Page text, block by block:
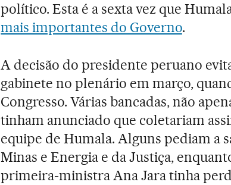
político. Esta é a sexta vez que
mais importantes do Governo.
A decisão do presidente peruano
gabinete no plenário em março,
Congresso. Várias bancadas, não
tinham anunciado que coletariam
equipe de Humala. Alguns pediam a
Minas e Energia e da Justiça,
primeira-ministra Ana Jara tinha